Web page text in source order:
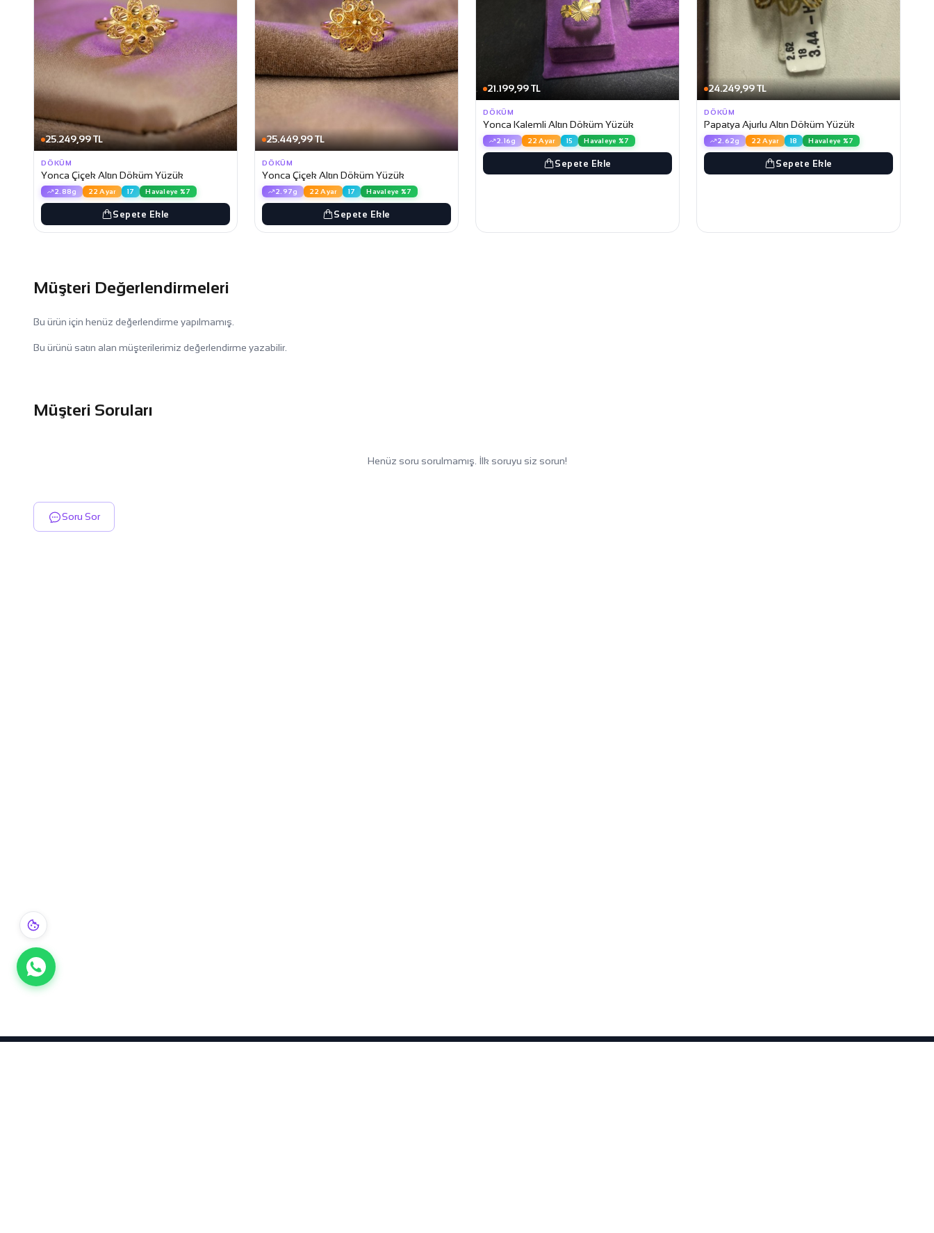
25.249,99 TL
DÖKÜM
Yonca Çiçek Altın Döküm Yüzük
2.88g 22 Ayar 17 Havaleye %7
Sepete Ekle
25.449,99 TL
DÖKÜM
Yonca Çiçek Altın Döküm Yüzük
2.97g 22 Ayar 17 Havaleye %7
Sepete Ekle
21.199,99 TL
DÖKÜM
Yonca Kalemli Altın Döküm Yüzük
2.16g 22 Ayar 15 Havaleye %7
Sepete Ekle
24.249,99 TL
DÖKÜM
Papatya Ajurlu Altın Döküm Yüzük
2.62g 22 Ayar 18 Havaleye %7
Sepete Ekle
Müşteri Değerlendirmeleri
Bu ürün için henüz değerlendirme yapılmamış.
Bu ürünü satın alan müşterilerimiz değerlendirme yazabilir.
Müşteri Soruları
Henüz soru sorulmamış. İlk soruyu siz sorun!
Soru Sor